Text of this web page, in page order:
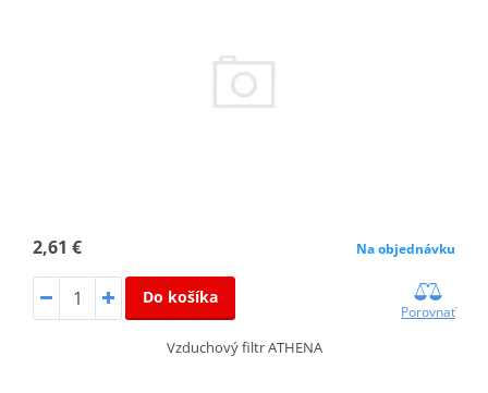
2,61 € Na objednávku
Do košíka
Porovnať
Vzduchový filtr ATHENA